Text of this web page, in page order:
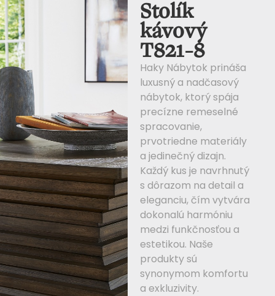
Stolík
kávový
T821-8
Haky Nábytok prináša
luxusný a nadčasový
nábytok, ktorý spája
precízne remeselné
spracovanie,
prvotriedne materiály
a jedinečný dizajn.
Každý kus je navrhnutý
s dôrazom na detail a
eleganciu, čím vytvára
dokonalú harmóniu
medzi funkčnosťou a
estetikou. Naše
produkty sú
synonymom komfortu
a exkluzivity.